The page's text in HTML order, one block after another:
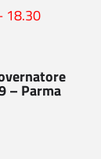
18.30
– Parma